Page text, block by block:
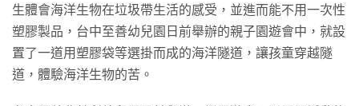
生體會海洋生物在垃圾帶生活的感受，並進而能不用一次性
塑膠製品，台中至善幼兒園日前舉辦的親子園遊會中，就設
置了一道用塑膠袋等選掛而成的海洋隧道，讓孩童穿越隧
道，體驗海洋生物的苦。